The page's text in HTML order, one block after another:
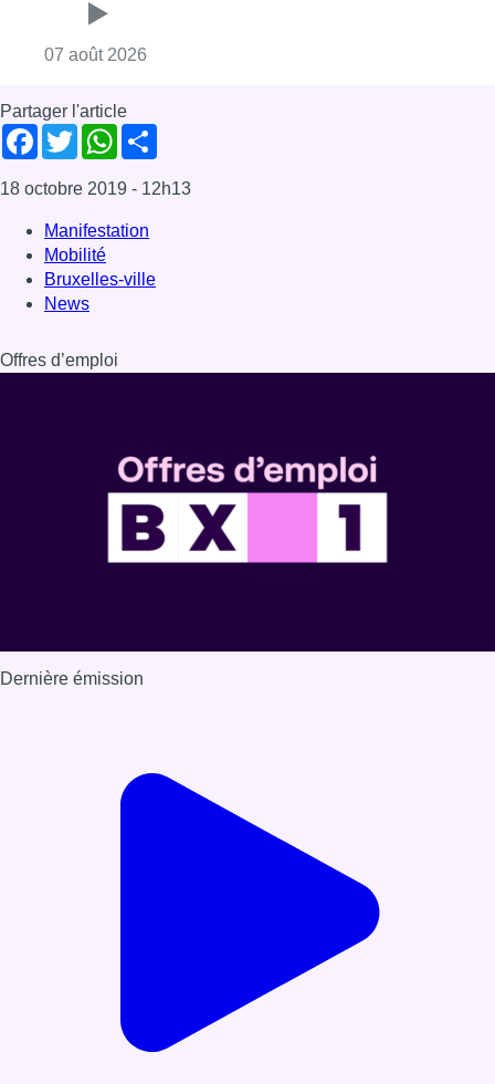
07 août 2026
Partager l'article
Facebook
TwitterWhatsApp
18 octobre 2019 - 12h13
Manifestation
Mobilité
Bruxelles-ville
News
Offres d’emploi
Dernière émission